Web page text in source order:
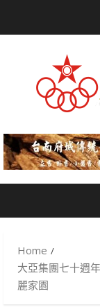
Home
大亞集團七十週
麗家園